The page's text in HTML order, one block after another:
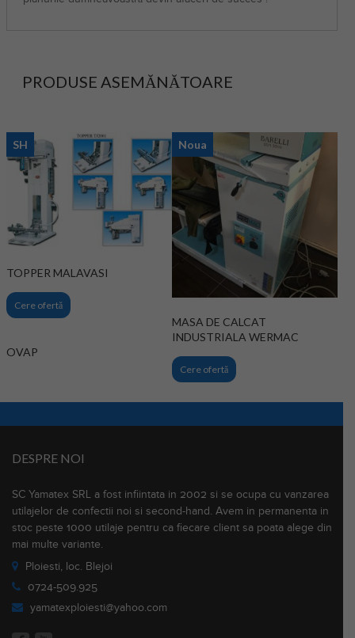
PRODUSE ASEMĂNĂTOARE
SH
TOPPER MALAVASI
Cere ofertă
Noua
MASA DE CALCAT
INDUSTRIALA WERMAC
Cere ofertă
DESPRE NOI
SC Yamatex SRL a fost infiintata in 2002 si se ocupa cu vanzarea
utilajelor de confectii noi si second-hand. Avem in permanenta in
stoc peste 1000 utilaje pentru ca fiecare client sa poata alege din
mai multe variante.
Ploiesti, loc. Blejoi
0724-509.925
yamatexploiesti@yahoo.com